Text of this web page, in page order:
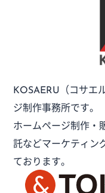
KOSAERU （コサエ
ジ制作事務所です。
ホームページ制作・
託などマーケティン
ております。